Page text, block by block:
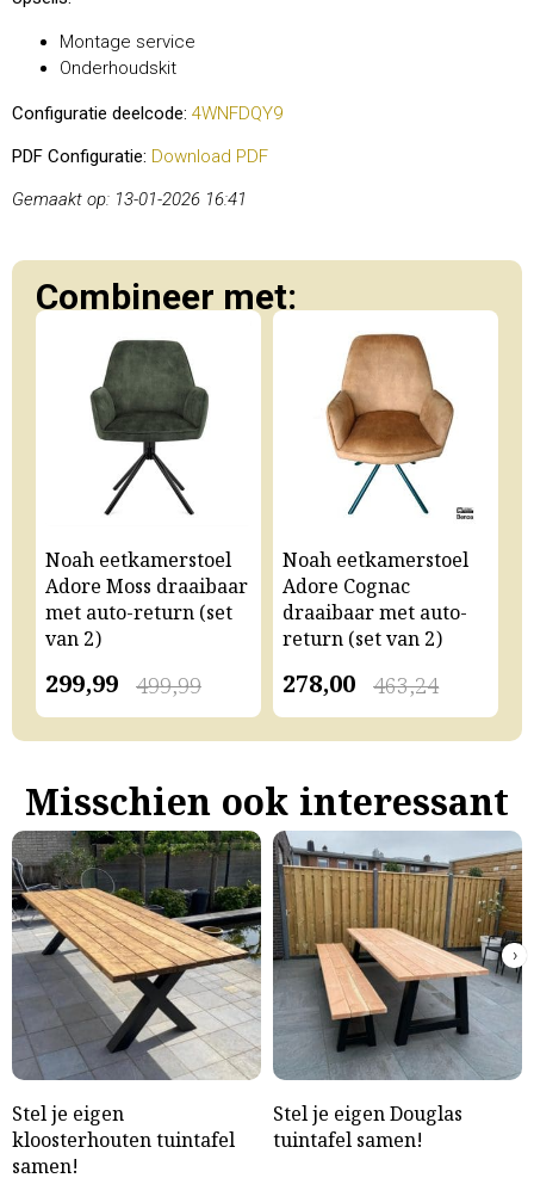
Montage service
Onderhoudskit
Configuratie deelcode: 4WNFDQY9
PDF Configuratie: Download PDF
Gemaakt op: 13-01-2026 16:41
Combineer met:
Noah eetkamerstoel
Adore Moss draaibaar
met auto-return (set
van 2)
499,99
299,99
Noah eetkamerstoel
Adore Cognac
draaibaar met auto-
return (set van 2)
463,24
278,00
Misschien ook interessant
Stel je eigen
kloosterhouten tuintafel
samen!
Stel je eigen Douglas
tuintafel samen!
›